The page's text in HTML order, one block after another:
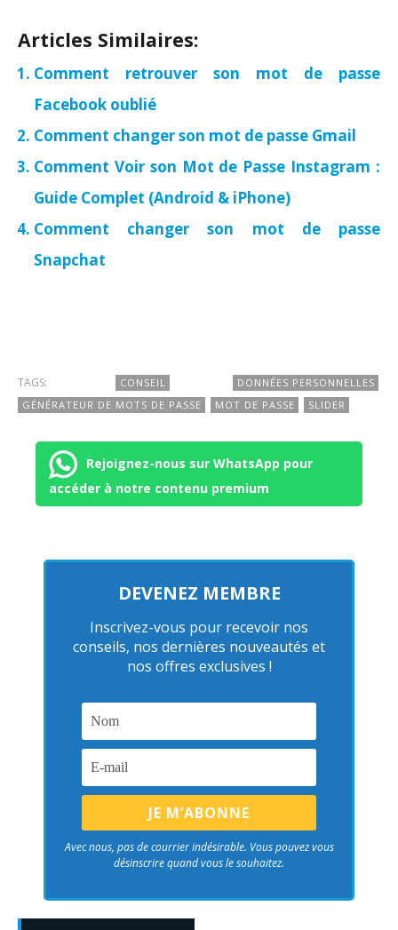
Articles Similaires:
Comment retrouver son mot de passe
Facebook oublié
Comment changer son mot de passe Gmail
Comment Voir son Mot de Passe Instagram :
Guide Complet (Android & iPhone)
Comment changer son mot de passe
Snapchat
TAGS: CONSEIL
DONNÉES PERSONNELLES
GÉNÉRATEUR DE MOTS DE PASSE
MOT DE PASSE SLIDER
Rejoignez-nous sur WhatsApp pour
accéder à notre contenu premium
DEVENEZ MEMBRE
Inscrivez-vous pour recevoir nos
conseils, nos dernières nouveautés et
nos offres exclusives !
Avec nous, pas de courrier indésirable. Vous pouvez vous
désinscrire quand vous le souhaitez.